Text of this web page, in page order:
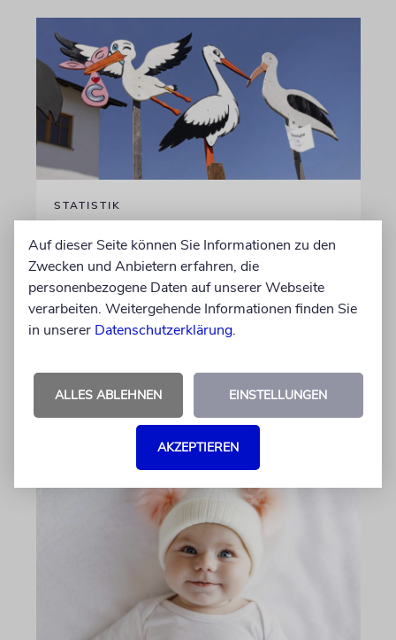
STATISTIK
Diese hebräischen
Vornamen in Österreich sind
am beliebtesten
Österreichische Eltern wählen gern Klassiker.
Unter den Top Ten sind auch viele Namen
04.07.2026
Auf dieser Seite können Sie Informationen zu den
Zwecken und Anbietern erfahren, die
personenbezogene Daten auf unserer Webseite
verarbeiten. Weitergehende Informationen finden Sie
in unserer Datenschutzerklärung.
ALLES ABLEHNEN EINSTELLUNGEN
AKZEPTIEREN